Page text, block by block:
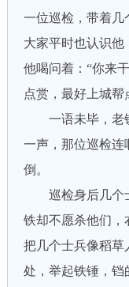
一位巡检，带着几
大家平时也认识
他喝问着：“你来
点赏，最好上城
一语未毕，老铁
一声，那位巡检连
倒。
巡检身后几个士
铁却不愿杀他们，
把几个士兵像稻草
处，举起铁锤，铛